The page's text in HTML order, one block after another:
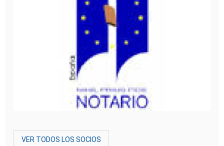
VER TODOS LOS SOCIOS